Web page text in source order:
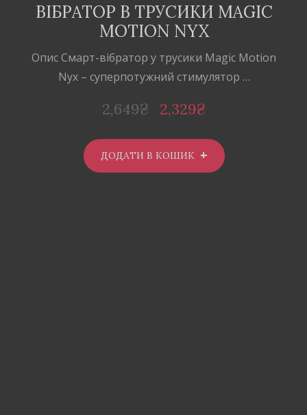
ВІБРАТОР В ТРУСИКИ MAGIC
MOTION NYX
Опис Cмарт-вібратор у трусики Magic Motion
Nyx – суперпотужний стимулятор …
2,649₴ 2,329₴
ДОДАТИ В КОШИК